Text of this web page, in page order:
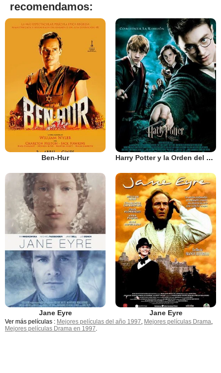
recomendamos:
Ben-Hur Harry Potter y la Orden del Fénix
Jane Eyre Jane Eyre
Ver más películas : Mejores películas del año 1997, Mejores películas Drama,
Mejores películas Drama en 1997.